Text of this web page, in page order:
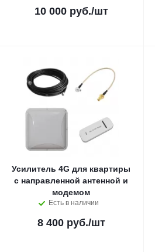
10 000 руб./шт
Усилитель 4G для квартиры
с направленной антенной и
модемом
Есть в наличии
8 400 руб./шт